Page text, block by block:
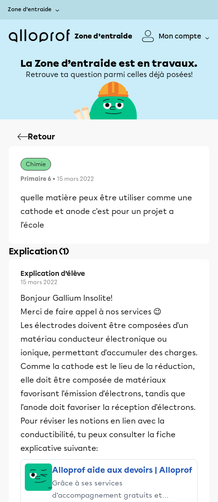
Zone d’entraide
Zone d’entraide Mon compte
La Zone d’entraide est en travaux.
Retrouve ta question parmi celles déjà posées!
Retour
Chimie
Primaire 6 • 15 mars 2022
quelle matière peux être utiliser comme une
cathode et anode c'est pour un projet a
l'école
Explication (1)
Explication d’élève
15 mars 2022
Bonjour Gallium Insolite!
Merci de faire appel à nos services 😉
Les électrodes doivent être composées d'un
matériau conducteur électronique ou
ionique, permettant d'accumuler des charges.
Comme la cathode est le lieu de la réduction,
elle doit être composée de matériaux
favorisant l'émission d'électrons, tandis que
l'anode doit favoriser la réception d'électrons.
Pour réviser les notions en lien avec la
conductibilité, tu peux consulter la fiche
explicative suivante:
Alloprof aide aux devoirs | Alloprof
Grâce à ses services
d’accompagnement gratuits et